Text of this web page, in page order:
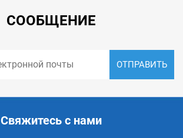
СООБЩЕНИЕ
Свяжитесь с нами